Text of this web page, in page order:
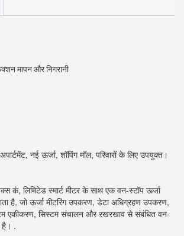
मापन और निगरानी
नई ऊर्जा, शॉपिंग मॉल, परिवारों के लिए उपयुक्त।
कं, लिमिटेड स्मार्ट मीटर के साथ एक वन-स्टॉप ऊर्जा
है, जो ऊर्जा मीटरिंग उपकरण, डेटा अधिग्रहण उपकरण,
एकीकरण, सिस्टम संचालन और रखरखाव से संबंधित वन-
है। .